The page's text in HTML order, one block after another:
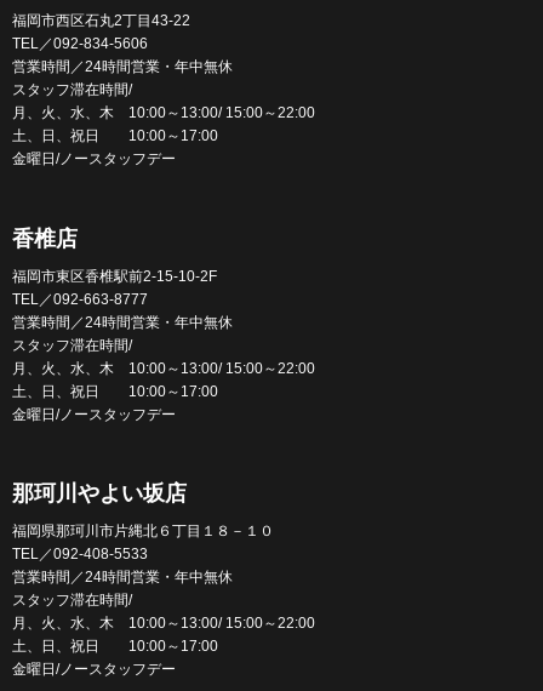
福岡市西区石丸2丁目43-22
TEL／092-834-5606
営業時間／24時間営業・年中無休
スタッフ滞在時間/
月、火、水、木 10:00～13:00/ 15:00～22:00
土、日、祝日 10:00～17:00
金曜日/ノースタッフデー
香椎店
福岡市東区香椎駅前2-15-10-2F
TEL／092-663-8777
営業時間／24時間営業・年中無休
スタッフ滞在時間/
月、火、水、木 10:00～13:00/ 15:00～22:00
土、日、祝日 10:00～17:00
金曜日/ノースタッフデー
那珂川やよい坂店
福岡県那珂川市片縄北６丁目１８－１０
TEL／092-408-5533
営業時間／24時間営業・年中無休
スタッフ滞在時間/
月、火、水、木 10:00～13:00/ 15:00～22:00
土、日、祝日 10:00～17:00
金曜日/ノースタッフデー